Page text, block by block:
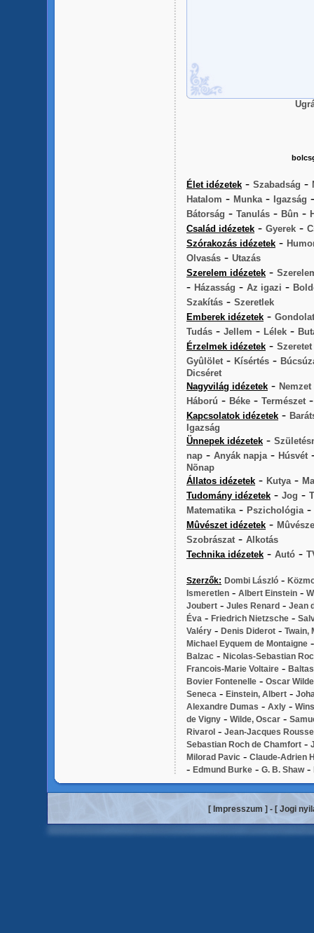
Élet idézetek - Szabadság -
Hatalom - Munka- Igazság
Bátorság - Tanulás - Bûn -
Család idézetek - Gyerek -
Szórakozás idézetek -
Olvasás - Utazás
Szerelem idézetek -
- Házasság - Az igazi -
Szakítás - Szeretlek
Emberek idézetek - Gondolat
Tudás - Jellem - Lélek -
Érzelmek idézetek - Szeretet
Gyûlölet - Kísértés -
Dicséret
Nagyvilág idézetek - Nemzet
Háború - Béke - Természet
Kapcsolatok idézetek -
Igazság
Ünnepek idézetek -
nap - Anyák napja- Húsvét
Nõnap
Állatos idézetek - Kutya-
Tudomány idézetek - Jog -
Matematika- Pszichológia-
Mûvészet idézetek -
Szobrászat - Alkotás
Technika idézetek - Autó -
Szerzők: Dombi László -
Ismeretlen - Albert Einstein -
Joubert - Jules Renard - Jean
Éva - Friedrich Nietzsche -
Valéry - Denis Diderot - Twain,
Michael Eyquem de Montaigne
Balzac - Nicolas-Sebastian
Francois-Marie Voltaire -
Bovier Fontenelle - Oscar Wilde
Seneca - Einstein, Albert -
Alexandre Dumas - Axly -
de Vigny - Wilde, Oscar -
Rivarol - Jean-Jacques
Sebastian Roch de Chamfort -
Milorad Pavic - Claude-Adrien
- Edmund Burke - G. B. Shaw-
[ Impresszum ] - [ Jogi